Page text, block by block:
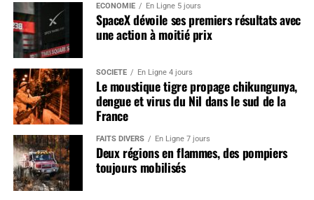
ÉCONOMIE En Ligne 5 jours
SpaceX dévoile ses premiers résultats avec
une action à moitié prix
SOCIÉTÉ En Ligne 4 jours
Le moustique tigre propage chikungunya,
dengue et virus du Nil dans le sud de la
France
FAITS DIVERS En Ligne 7 jours
Deux régions en flammes, des pompiers
toujours mobilisés